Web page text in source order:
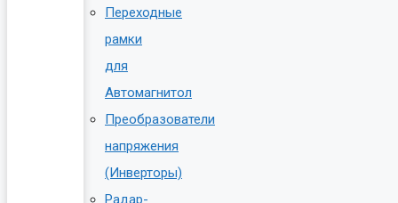
Переходные
рамки
для
Автомагнитол
Преобразователи
напряжения
(Инверторы)
Радар-